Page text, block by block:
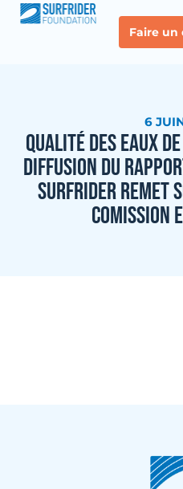
Faire un
6
QUALITÉ DES EAUX
DIFFUSION DU
SURFRIDER REMET
COMISSION